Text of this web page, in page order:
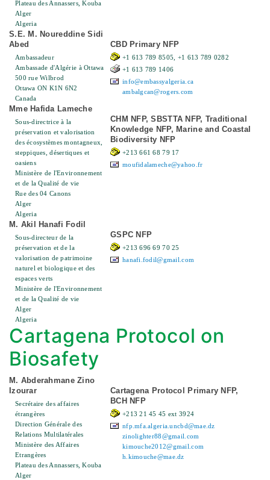
Plateau des Annassers, Kouba
Alger
Algeria
S.E. M. Noureddine Sidi
Abed
Ambassadeur
Ambassade d'Algérie à Ottawa
500 rue Wilbrod
Ottawa ON K1N 6N2
Canada
CBD Primary NFP
+1 613 789 8505, +1 613 789 0282
+1 613 789 1406
info@embassyalgeria.ca
ambalgcan@rogers.com
Mme Hafida Lameche
Sous-directrice à la
préservation et valorisation
des écosystèmes montagneux,
steppiques, désertiques et
oasiens
Ministère de l'Environnement
et de la Qualité de vie
Rue des 04 Canons
Alger
Algeria
CHM NFP, SBSTTA NFP, Traditional
Knowledge NFP, Marine and Coastal
Biodiversity NFP
+213 661 68 79 17
moufidalameche@yahoo.fr
M. Akil Hanafi Fodil
Sous-directeur de la
préservation et de la
valorisation de patrimoine
naturel et biologique et des
espaces verts
Ministère de l'Environnement
et de la Qualité de vie
Alger
Algeria
GSPC NFP
+213 696 69 70 25
hanafi.fodil@gmail.com
Cartagena Protocol on
Biosafety
M. Abderahmane Zino
Izourar
Secrétaire des affaires
étrangères
Direction Générale des
Relations Multilatérales
Ministère des Affaires
Etrangères
Plateau des Annassers, Kouba
Alger
Cartagena Protocol Primary NFP,
BCH NFP
+213 21 45 45 ext 3924
nfp.mfa.algeria.uncbd@mae.dz
zinolighter88@gmail.com
kimouche2012@gmail.com
h.kimouche@mae.dz